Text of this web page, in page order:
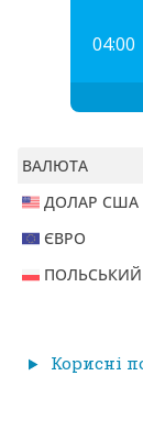
04:00
ВАЛЮТА
ДОЛАР США
ЄВРО
Корисні